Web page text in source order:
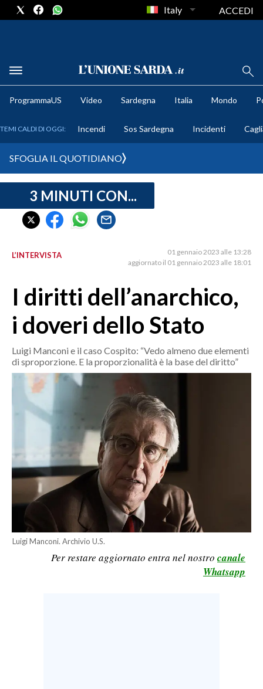
METEO
CRONACA SARDEGNA
CAGLIARI
SULCIS IGLESIENTE
SASSARI E PROVINCIA
GALLURA
OGLIASTRA
AGENDA
CRONACA
POLITICA
ECONOMIA
SERVIZI ALLE IMPRESE
LAVORO
Italy ACCEDI
ProgrammaUS Video Sardegna Italia Mondo
TEMI CALDI DI OGGI: Incendi Sos Sardegna Incidenti
SFOGLIA IL QUOTIDIANO
3 MINUTI CON...
L’INTERVISTA
01 gennaio 2023 alle 13:28
aggiornato il 01 gennaio 2023 alle 18:01
I diritti dell’anarchico,
i doveri dello Stato
Luigi Manconi e il caso Cospito: “Vedo almeno due elementi
di sproporzione. E la proporzionalità è la base del diritto”
Luigi Manconi. Archivio U.S.
Per restare aggiornato entra nel nostro canale
Whatsapp